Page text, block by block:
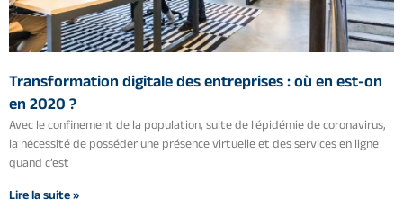
Transformation digitale des entreprises : où en est-on
en 2020 ?
Avec le confinement de la population, suite de l’épidémie de coronavirus,
la nécessité de posséder une présence virtuelle et des services en ligne
quand c’est
Lire la suite »